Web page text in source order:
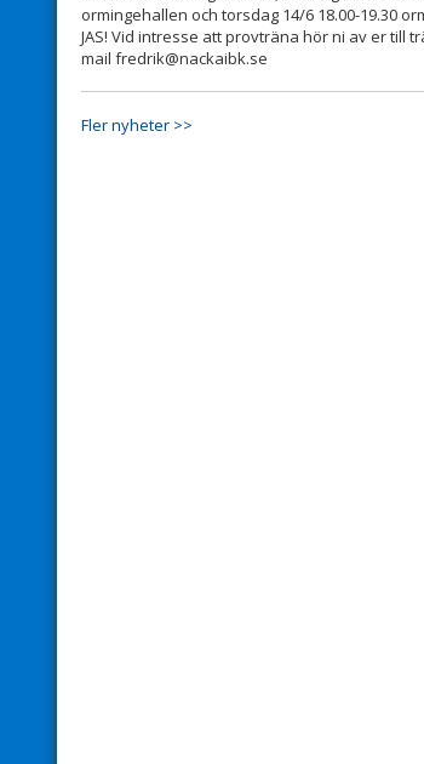
ormingehallen och torsdag 14/6 18.00-19.30
JAS! Vid intresse att provträna hör ni av er till
mail fredrik@nackaibk.se
Fler nyheter >>